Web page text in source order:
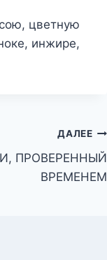
цветную
инжире,
ДАЛЕЕ
ПРОВЕРЕННЫЙ
ВРЕМЕНЕМ